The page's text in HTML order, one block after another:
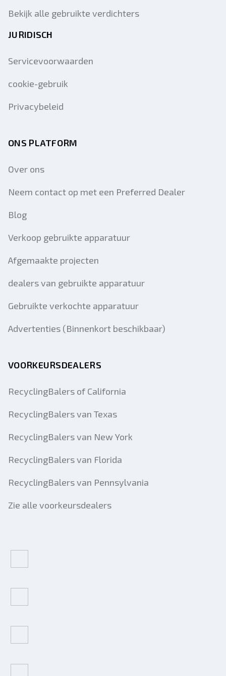
Bekijk alle gebruikte verdichters
JURIDISCH
Servicevoorwaarden
cookie-gebruik
Privacybeleid
ONS PLATFORM
Over ons
Neem contact op met een Preferred Dealer
Blog
Verkoop gebruikte apparatuur
Afgemaakte projecten
dealers van gebruikte apparatuur
Gebruikte verkochte apparatuur
Advertenties (Binnenkort beschikbaar)
VOORKEURSDEALERS
RecyclingBalers of California
RecyclingBalers van Texas
RecyclingBalers van New York
RecyclingBalers van Florida
RecyclingBalers van Pennsylvania
Zie alle voorkeursdealers